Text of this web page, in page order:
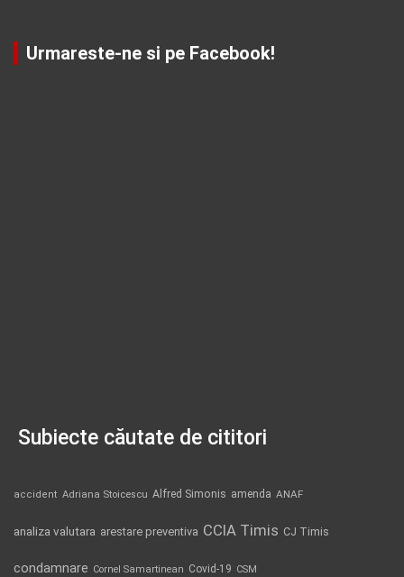
Urmareste-ne si pe Facebook!
Subiecte căutate de cititori
accident Adriana Stoicescu Alfred Simonis amenda ANAF
analiza valutara arestare preventiva CCIA Timis CJ Timis
condamnare Cornel Samartinean Covid-19 CSM